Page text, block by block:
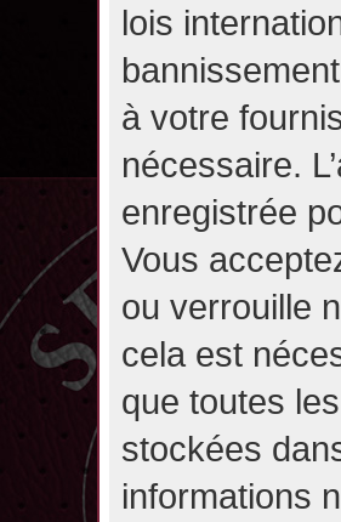
lois
à votre
nécessaire.
enregistrée
Vous
ou verrouille
cela est
que toutes
stockées
informations